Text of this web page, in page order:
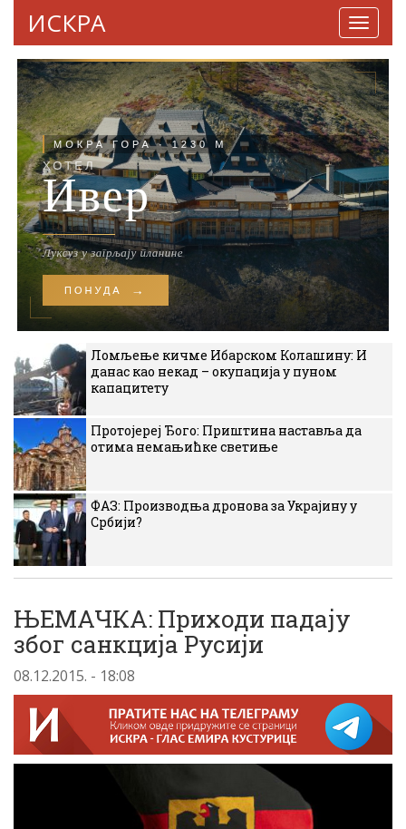
ИСКРА
Ломљење кичме Ибарском Колашину: И
данас као некад – окупација у пуном
капацитету
Протојереј Ђого: Приштина наставља да
отима немањићке светиње
ФАЗ: Производња дронова за Украјину у
Србији?
ЊЕМАЧКА: Приходи падају
због санкција Русији
08.12.2015. - 18:08